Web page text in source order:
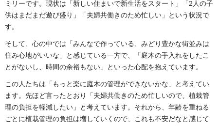
ミリーです。現状は「新しい住まいで新生活をスタート」「2人の子
供はまだまだ遊び盛り」「夫婦共働きのため忙しい」という状況で
す。
そして、心の中では「みんなで作っている、みどり豊かな街並みは
住み心地がいいな」と感じている一方で、「庭木の手入れをしたこ
とがないし、時間の余裕もない」といった心配を抱えています。
この人たちは「もっと楽に庭木の管理ができないかな」と考えてい
ます。先ほど言ったとおり「夫婦共働きのため忙しいので、植栽管
理の負担を軽減したい」と考えています。それから、年齢を重ねる
ごとに植栽管理の負担は増していくので、これも不安だなと感じて